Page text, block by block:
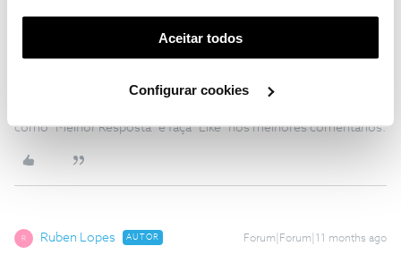
funcionalidade) e adaptar anúncios aos seus interesses
(cookies de publicidade personalizada). Pode gerir a
utilização dos cookies clicando em "Configurar
Aceitar todos
Configurar cookies
Obrigado.
como "Melhor Resposta" e faça "Like" nos melhores comentários.
R Ruben Lopes AUTOR Forum|Forum|11 months ago